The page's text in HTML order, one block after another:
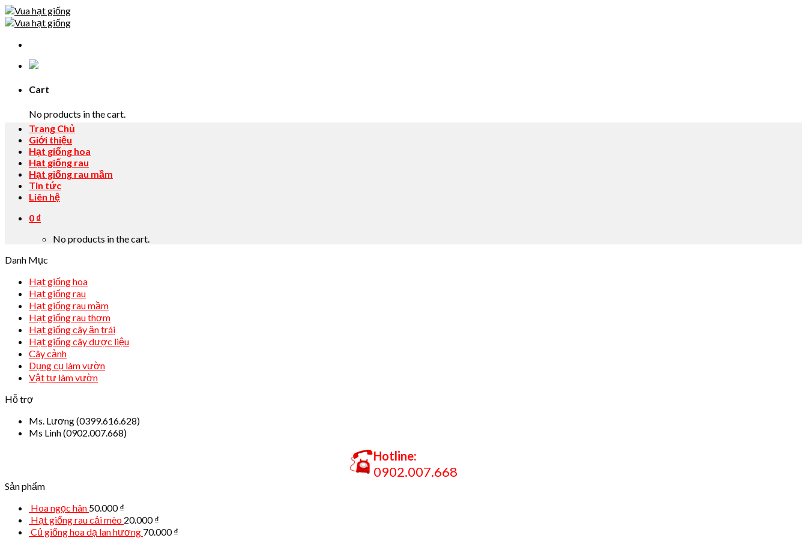
Skip
to
Cart
No products in the cart.
Trang Chủ
Giới thiệu
Hạt giống hoa
Hạt giống rau
Hạt giống rau mầm
Tin tức
Liên hệ
0 ₫
No products in the cart.
Danh Mục
Hạt giống hoa
Hạt giống rau
Hạt giống rau mầm
Hạt giống rau thơm
Hạt giống cây ăn trái
Hạt giống cây dược liệu
Cây cảnh
Dụng cụ làm vườn
Vật tư làm vườn
Hỗ trợ
Ms. Lương (0399.616.628)
Ms Linh (0902.007.668)
Hotline:
0902.007.668
Sản phẩm
Hoa ngọc hân 50.000₫
Hạt giống rau cải mèo 20.000₫
Củ giống hoa dạ lan hương 70.000₫